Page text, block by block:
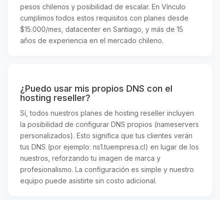
pesos chilenos y posibilidad de escalar. En Vínculo
cumplimos todos estos requisitos con planes desde
$15.000/mes, datacenter en Santiago, y más de 15
años de experiencia en el mercado chileno.
¿Puedo usar mis propios DNS con el
hosting reseller?
Sí, todos nuestros planes de hosting reseller incluyen
la posibilidad de configurar DNS propios (nameservers
personalizados). Esto significa que tus clientes verán
tus DNS (por ejemplo: ns1.tuempresa.cl) en lugar de los
nuestros, reforzando tu imagen de marca y
profesionalismo. La configuración es simple y nuestro
equipo puede asistirte sin costo adicional.